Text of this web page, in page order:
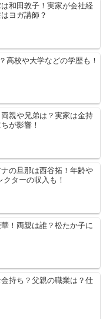
は和田敦子！実家が会社経
ヨガ講師？
高校や大学などの学歴も！
親や兄弟は？実家は金持
が影響！
ナの旦那は西谷拓！年齢や
ターの収入も！
！両親は誰？松たか子に
持ち？父親の職業は？仕